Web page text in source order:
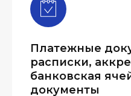
Платежные
расписки,
банковская
документы